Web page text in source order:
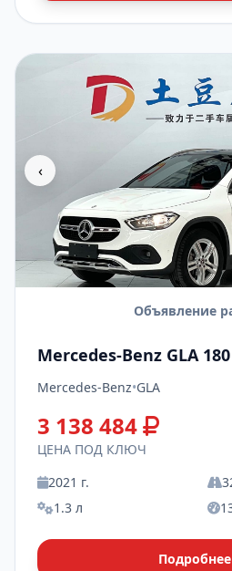
‹
Объявление
Mercedes-Benz GLA 180
Mercedes-Benz•GLA
3 138 484
ЦЕНА ПОД КЛЮЧ
2021 г.
1.3 л
Подробнее